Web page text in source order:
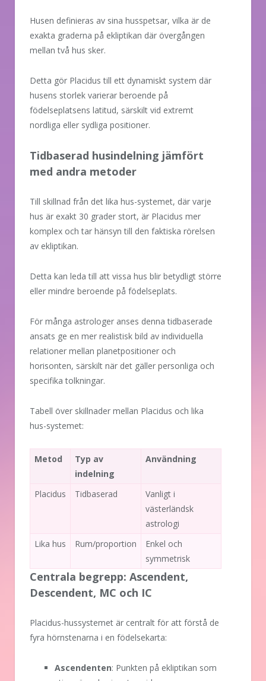
Husen definieras av sina husspetsar, vilka är de
exakta graderna på ekliptikan där övergången
mellan två hus sker.
Detta gör Placidus till ett dynamiskt system där
husens storlek varierar beroende på
födelseplatsens latitud, särskilt vid extremt
nordliga eller sydliga positioner.
Tidbaserad husindelning jämfört
med andra metoder
Till skillnad från det lika hus-systemet, där varje
hus är exakt 30 grader stort, är Placidus mer
komplex och tar hänsyn till den faktiska rörelsen
av ekliptikan.
Detta kan leda till att vissa hus blir betydligt större
eller mindre beroende på födelseplats.
För många astrologer anses denna tidbaserade
ansats ge en mer realistisk bild av individuella
relationer mellan planetpositioner och
horisonten, särskilt när det gäller personliga och
specifika tolkningar.
Tabell över skillnader mellan Placidus och lika
hus-systemet:
Metod
Typ av
indelning
Användning
Placidus Tidbaserad
Vanligt i
västerländsk
astrologi
Lika hus
Rum/proportion
Enkel och
symmetrisk
Centrala begrepp: Ascendent,
Descendent, MC och IC
Placidus-hussystemet är centralt för att förstå de
fyra hörnstenarna i en födelsekarta:
Ascendenten: Punkten på ekliptikan som